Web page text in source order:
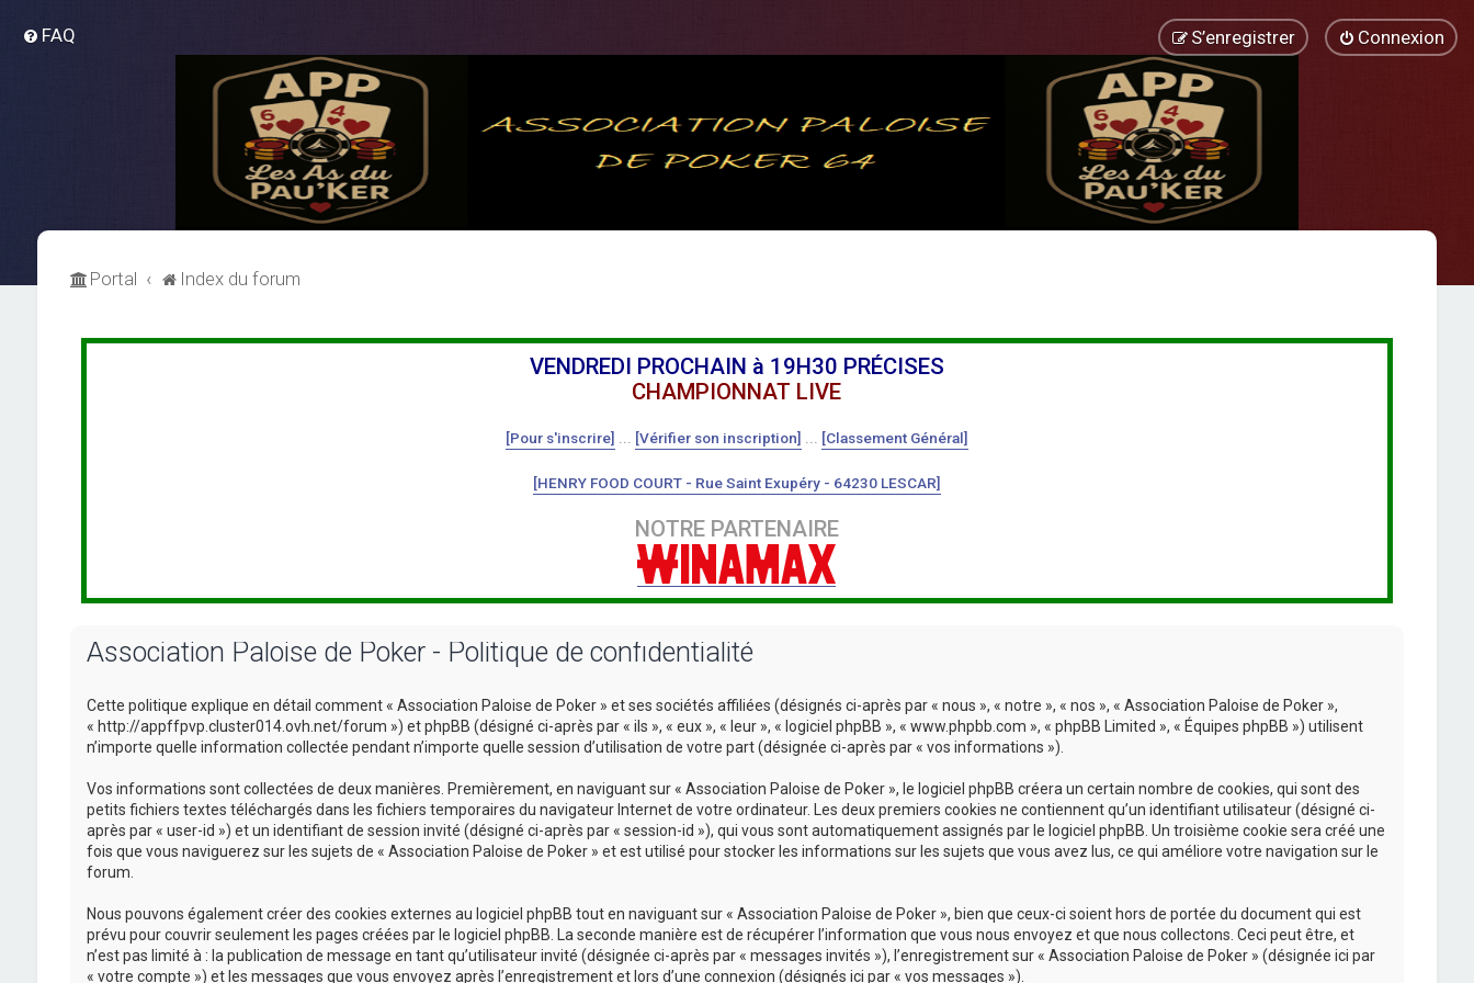
FAQ Connexion
S’enregistrer
Portal Index du forum
VENDREDI PROCHAIN à 19H30 PRÉCISES
CHAMPIONNAT LIVE
[Pour s'inscrire] [Vérifier son inscription] [Classement Général]
[HENRY FOOD COURT - Rue Saint Exupéry - 64230 LESCAR]
NOTRE PARTENAIRE
Association Paloise de Poker - Politique de confidentialité
Cette politique explique en détail comment « Association Paloise de Poker » et ses sociétés affiliées (désignés ci-après par « nous », « notre », « nos », « Association Paloise de Poker »,
« http://appffpvp.cluster014.ovh.net/forum ») et phpBB (désigné ci-après par « ils », « eux », « leur », « logiciel phpBB », « www.phpbb.com », « phpBB Limited », « Équipes phpBB ») utilisent
n’importe quelle information collectée pendant n’importe quelle session d’utilisation de votre part (désignée ci-après par « vos informations »).
Vos informations sont collectées de deux manières. Premièrement, en naviguant sur « Association Paloise de Poker », le logiciel phpBB créera un certain nombre de cookies, qui sont des
petits fichiers textes téléchargés dans les fichiers temporaires du navigateur Internet de votre ordinateur. Les deux premiers cookies ne contiennent qu’un identifiant utilisateur (désigné ci-
après par « user-id ») et un identifiant de session invité (désigné ci-après par « session-id »), qui vous sont automatiquement assignés par le logiciel phpBB. Un troisième cookie sera créé une
fois que vous naviguerez sur les sujets de « Association Paloise de Poker » et est utilisé pour stocker les informations sur les sujets que vous avez lus, ce qui améliore votre navigation sur le
forum.
Nous pouvons également créer des cookies externes au logiciel phpBB tout en naviguant sur « Association Paloise de Poker », bien que ceux-ci soient hors de portée du document qui est
prévu pour couvrir seulement les pages créées par le logiciel phpBB. La seconde manière est de récupérer l’information que vous nous envoyez et que nous collectons. Ceci peut être, et
n’est pas limité à : la publication de message en tant qu’utilisateur invité (désignée ci-après par « messages invités »), l’enregistrement sur « Association Paloise de Poker » (désignée ici par
« votre compte ») et les messages que vous envoyez après l’enregistrement et lors d’une connexion (désignés ici par « vos messages »).